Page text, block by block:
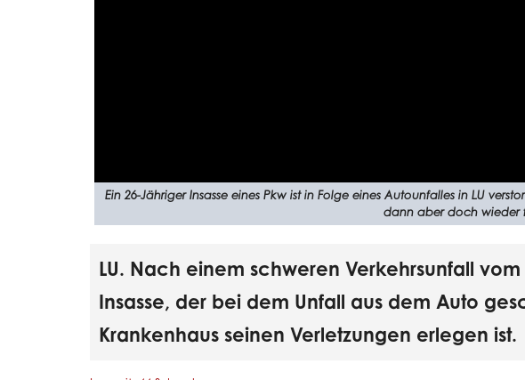
Ein 26-Jähriger Insasse eines Pkw ist in Folge eines Autounfalles in LU
dann aber doch wieder
LU. Nach einem schweren Verkehrsunfall
Insasse, der bei dem Unfall aus dem Auto
Krankenhaus seinen Verletzungen erlegen ist.